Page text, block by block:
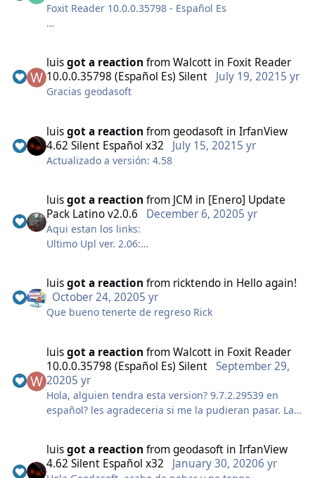
Name: SumatraPDF_Silent.exe
File size: 10.54MB
MD5: dd0b6719df3b5128873c633ad9b7830c
SHA-1:
feea2cc10cdd5da9e387d11905df07117df7bfd3
Foxit Reader 10.0.0.35798 - Español Es
siguientes caracteristicas:
Sin ASK toolbar
Sin V9.com
Solo un acceso directo en el menu inicio
Se removió el Add Banner en la ventana de Foxit
Reader.
Modo Ribbon como predeterminado
Impresora Virtual PDF Predeterminada
En Español
y con los siguientes Add-ons criticos:
Nombre: FoxitReader_Silent.exe
Tamaño: 92.25MB
MD5: 75347094799B5CDF1A6977E9542FF576
SHA-1:
A5FC11CF444E0D617090A56C2B5A70BE0BF3784B
Descargar de MediaFire
luisgot a reaction fromWalcott in Foxit Reader
10.0.0.35798 (Español Es) Silent
July 19, 20215 yr
Gracias geodasoft
luisgot a reaction fromgeodasoft inIrfanView
4.62 Silent Español x32
July 15, 20215 yr
Actualizado a versión: 4.58
luisgot a reaction from JCM in [Enero] Update
Pack Latino v2.0.6
December 6, 20205 yr
Aqui estan los links:
Ultimo Upl ver. 2.06:
Nlite Silent ver. 1.4.9.1 esp.:
http://www.mediafire.com/download/bk5ibl7dvz0av20
/nLite_Silent.exe
luisgot a reaction from ricktendo in Hello again!
October 24, 20205 yr
Que bueno tenerte de regreso Rick
luisgot a reaction fromWalcott in Foxit Reader
10.0.0.35798 (Español Es) Silent September 29,
20205 yr
Hola, alguien tendra esta version? 9.7.2.29539 en
español? les agradeceria si me la pudieran pasar. La
luisgot a reaction fromgeodasoft inIrfanView
4.62 Silent Español x32
January 30, 20206 yr